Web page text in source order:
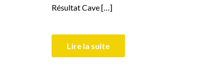
Résultat Cave […]
Lire la suite